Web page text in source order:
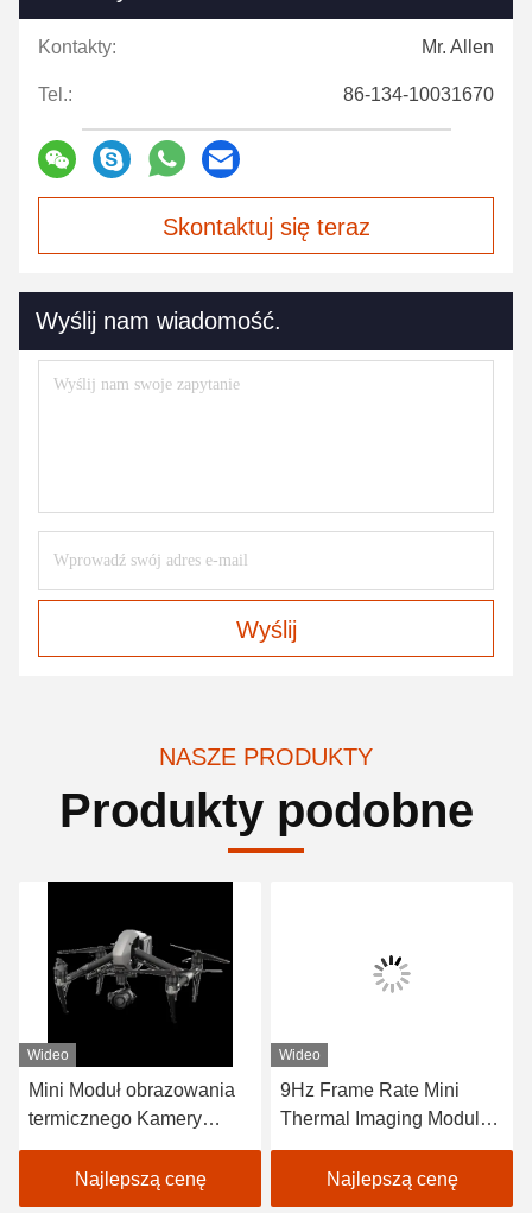
Kontakty: Mr. Allen
Tel.: 86-134-10031670
Skontaktuj się teraz
Wyślij nam wiadomość.
Wyślij
NASZE PRODUKTY
Produkty podobne
Wideo
Mini Moduł obrazowania
termicznego Kamery
termiczne o temperaturze
ciała -20C 50C Prędkość
klatki 9Hz dla
Najlepszą cenę
Wideo
9Hz Frame Rate Mini
Thermal Imaging Module
±2% Dokładność Zakres
widmowy 8-14μm Do
zastosowań
Najlepszą cenę